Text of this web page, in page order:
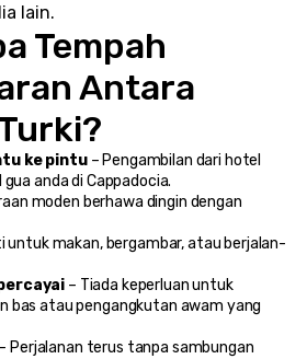
lain.
Tempah
Antara
ke pintu – Pengambilan dari hotel
anda di Cappadocia.
moden berhawa dingin dengan
untuk makan, bergambar, atau berjalan-
– Tiada keperluan untuk
bas atau pengangkutan awam yang
– Perjalanan terus tanpa sambungan